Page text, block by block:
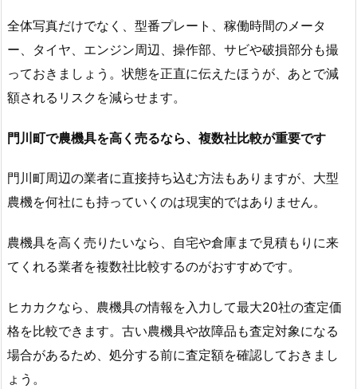
全体写真だけでなく、型番プレート、稼働時間のメータ
ー、タイヤ、エンジン周辺、操作部、サビや破損部分も撮
っておきましょう。状態を正直に伝えたほうが、あとで減
額されるリスクを減らせます。
門川町で農機具を高く売るなら、複数社比較が重要です
門川町周辺の業者に直接持ち込む方法もありますが、大型
農機を何社にも持っていくのは現実的ではありません。
農機具を高く売りたいなら、自宅や倉庫まで見積もりに来
てくれる業者を複数社比較するのがおすすめです。
ヒカカクなら、農機具の情報を入力して最大20社の査定価
格を比較できます。古い農機具や故障品も査定対象になる
場合があるため、処分する前に査定額を確認しておきまし
ょう。